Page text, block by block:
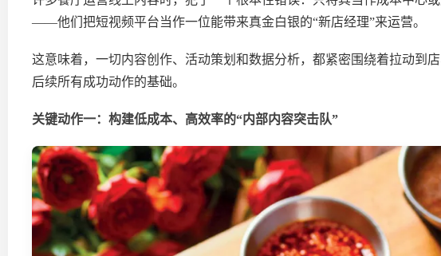
——他们把短视频平台当作一位能带来真金白银的“新店经理”来运营。
这意味着，一切内容创作、活动策划和数据分析，都紧密围绕着拉动到
后续所有成功动作的基础。
关键动作一： 构建低成本、高效率的“内部内容突击队”